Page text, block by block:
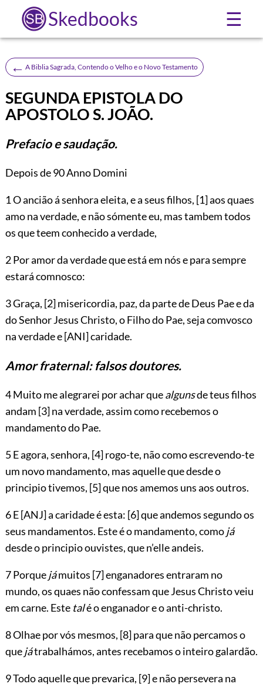
Skedbooks ☰
← A Biblia Sagrada, Contendo o Velho e o Novo Testamento
SEGUNDA EPISTOLA DO
APOSTOLO S. JOÃO.
Prefacio e saudação.
Depois de 90 Anno Domini
1O ancião á senhora eleita, e a seus filhos, [1]aos quaes
amo na verdade, e não sómente eu, mas tambem todos
os que teem conhecido a verdade,
2 Por amor da verdade que está em nós e para sempre
estará comnosco:
3 Graça, [2]misericordia, paz, da parte de Deus Pae e da
do Senhor Jesus Christo, o Filho do Pae, seja comvosco
na verdade e[ANI]caridade.
Amor fraternal: falsos doutores.
4 Muito me alegrarei por achar quealgunsde teus filhos
andam [3]na verdade, assim como recebemos o
mandamento do Pae.
5 E agora, senhora, [4]rogo-te, não como escrevendo-te
um novo mandamento, mas aquelle que desde o
principio tivemos, [5]que nos amemos uns aos outros.
6 E[ANJ]a caridade é esta: [6]que andemos segundo os
seus mandamentos. Este é o mandamento, comojá
desde o principio ouvistes, que n’elle andeis.
7 Porquejámuitos [7]enganadores entraram no
mundo, os quaes não confessam que Jesus Christo veiu
em carne. Este talé o enganador e o anti-christo.
8 Olhae por vós mesmos, [8]para que não percamos o
quejátrabalhámos, antes recebamos o inteiro galardão.
9 Todo aquelle que prevarica, [9]e não persevera na